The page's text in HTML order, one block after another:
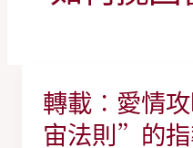
轉載︰愛情
宙法則”的
轉
載